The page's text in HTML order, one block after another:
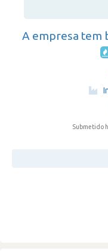
A empresa tem
Submetido